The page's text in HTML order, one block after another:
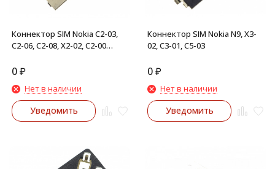
Коннектор SIM Nokia C2-03,
C2-06, C2-08, X2-02, C2-00
0₽
Нет в наличии
Уведомить
Коннектор SIM Nokia N9, X3-
02, C3-01, C5-03
0₽
Нет в наличии
Уведомить